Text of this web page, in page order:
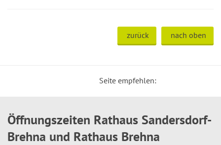
zurück nach oben
Seite empfehlen:
Öffnungszeiten Rathaus Sandersdorf-
Brehna und Rathaus Brehna